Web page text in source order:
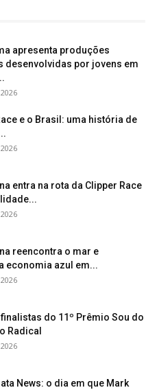
apresenta produções
desenvolvidas por jovens em
e o Brasil: uma história de
entra na rota da Clipper Race
reencontra o mar e
economia azul em...
do 11º Prêmio Sou do
Radical
News: o dia em que Mark